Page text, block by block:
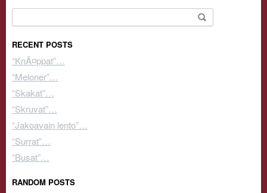
RECENT POSTS
“KnÃ¤ppat”…
“Meloner”…
“Skakat”…
“Skruvat”…
“Jakoavain lento”…
“Surrat”…
“Busat”…
RANDOM POSTS